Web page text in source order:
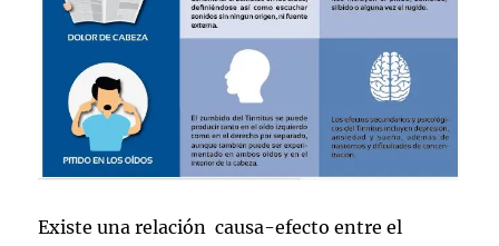
Existe una relación causa-efecto entre el